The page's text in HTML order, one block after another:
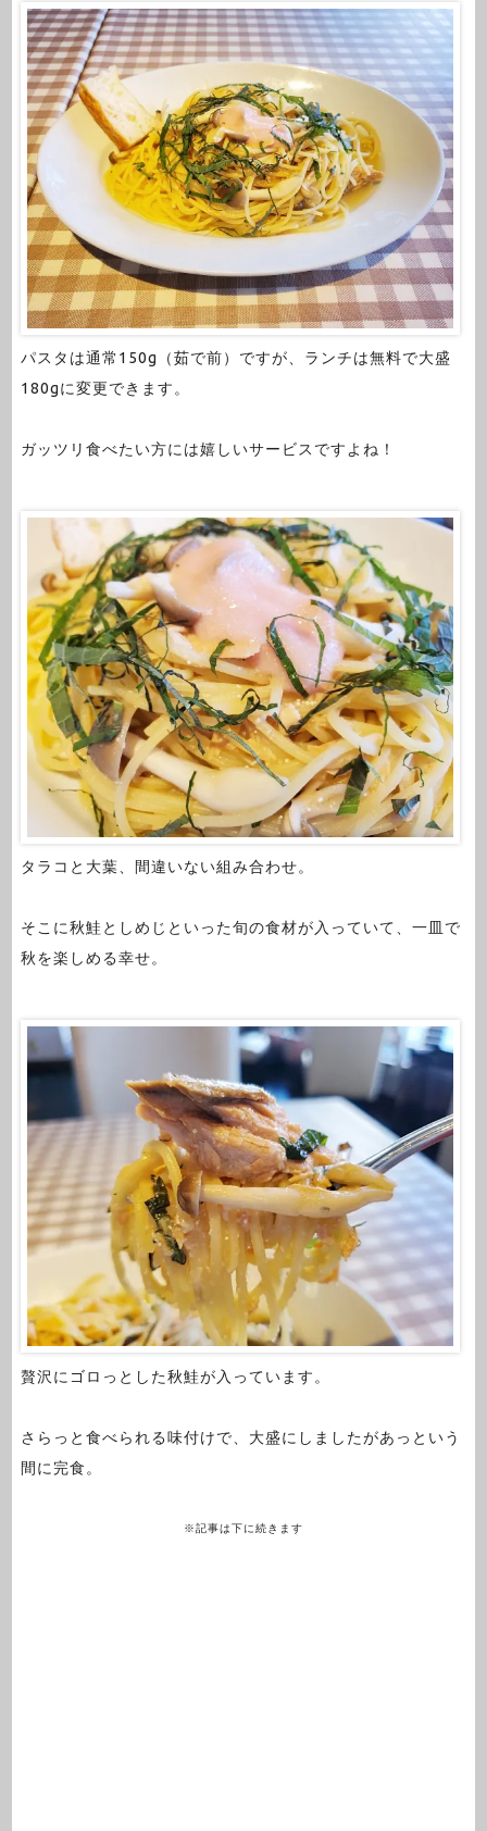
パスタは通常150g（茹で前）ですが、ランチは無料で大盛
180gに変更できます。
ガッツリ食べたい方には嬉しいサービスですよね！
タラコと大葉、間違いない組み合わせ。
そこに秋鮭としめじといった旬の食材が入っていて、一皿で
秋を楽しめる幸せ。
贅沢にゴロっとした秋鮭が入っています。
さらっと食べられる味付けで、大盛にしましたがあっという
間に完食。
※記事は下に続きます